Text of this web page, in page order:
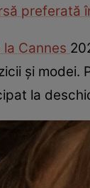
preferată
la Cannes
și modei.
la